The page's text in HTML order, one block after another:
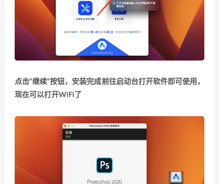
点击“继续”按钮，安装完成前往启动台打开软件即可使用，
现在可以打开WiFi了